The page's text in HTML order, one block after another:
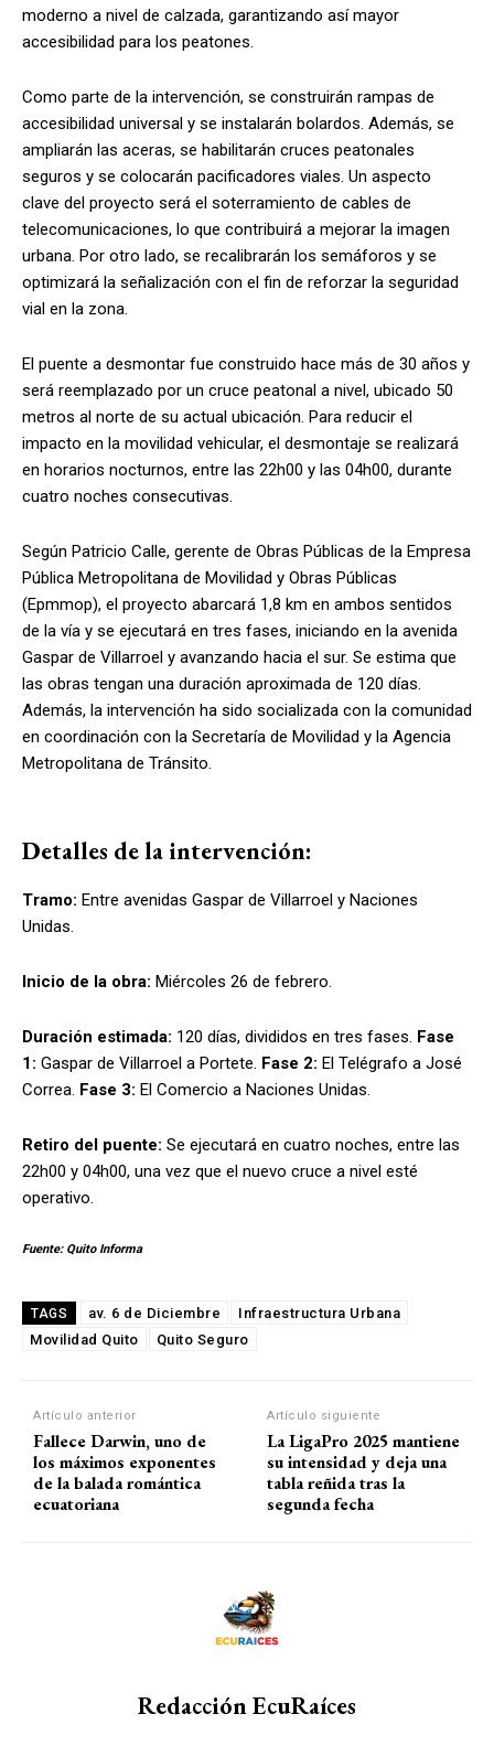
moderno a nivel de calzada, garantizando así mayor
accesibilidad para los peatones.
Como parte de la intervención, se construirán rampas de
accesibilidad universal y se instalarán bolardos. Además, se
ampliarán las aceras, se habilitarán cruces peatonales
seguros y se colocarán pacificadores viales. Un aspecto
clave del proyecto será el soterramiento de cables de
telecomunicaciones, lo que contribuirá a mejorar la imagen
urbana. Por otro lado, se recalibrarán los semáforos y se
optimizará la señalización con el fin de reforzar la seguridad
vial en la zona.
El puente a desmontar fue construido hace más de 30 años y
será reemplazado por un cruce peatonal a nivel, ubicado 50
metros al norte de su actual ubicación. Para reducir el
impacto en la movilidad vehicular, el desmontaje se realizará
en horarios nocturnos, entre las 22h00 y las 04h00, durante
cuatro noches consecutivas.
Según Patricio Calle, gerente de Obras Públicas de la Empresa
Pública Metropolitana de Movilidad y Obras Públicas
(Epmmop), el proyecto abarcará 1,8 km en ambos sentidos
de la vía y se ejecutará en tres fases, iniciando en la avenida
Gaspar de Villarroel y avanzando hacia el sur. Se estima que
las obras tengan una duración aproximada de 120 días.
Además, la intervención ha sido socializada con la comunidad
en coordinación con la Secretaría de Movilidad y la Agencia
Metropolitana de Tránsito.
Detalles de la intervención:
Tramo: Entre avenidas Gaspar de Villarroel y Naciones
Unidas.
Inicio de la obra: Miércoles 26 de febrero.
Duración estimada: 120 días, divididos en tres fases. Fase
1: Gaspar de Villarroel a Portete. Fase 2: El Telégrafo a José
Correa. Fase 3: El Comercio a Naciones Unidas.
Retiro del puente: Se ejecutará en cuatro noches, entre las
22h00 y 04h00, una vez que el nuevo cruce a nivel esté
operativo.
Fuente: Quito Informa
TAGS av. 6 de Diciembre
Infraestructura Urbana
Movilidad Quito
Quito Seguro
Artículo anterior
Fallece Darwin, uno de
los máximos exponentes
de la balada romántica
ecuatoriana
Artículo siguiente
La LigaPro 2025 mantiene
su intensidad y deja una
tabla reñida tras la
segunda fecha
Redacción EcuRaíces